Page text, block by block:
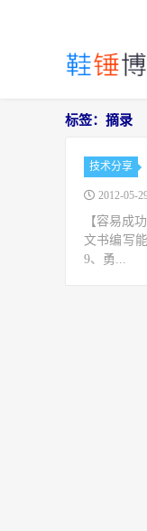
标签：摘录
技术分享
2012-05-
【容易成
文书编写
9、勇...